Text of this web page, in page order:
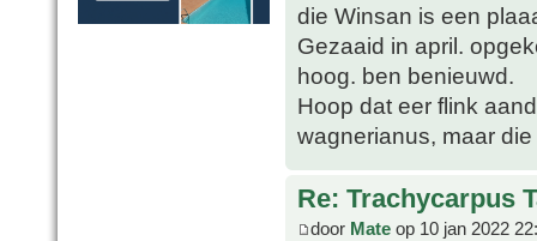
die Winsan is een
Gezaaid in april.
hoog. ben benieuwd.
Hoop dat eer flink
wagnerianus, maar
Re: Trachycarpus
door Mate op 10 jan 2022